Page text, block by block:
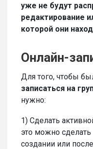
уже не будут
редактирование
которой они
Онлайн-
Для того, чтобы
записаться на
нужно:
1) Сделать
это можно сделать
создании или